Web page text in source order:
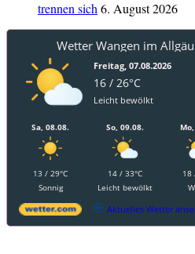
trennen sich6. August 2026
Wetter Wangen im Allgäu
Freitag, 07.08.2026
16 / 26°C
Leicht bewölkt
Sa, 08.08.
13 / 29°C
Sonnig
So, 09.08.
14 / 33°C
Leicht bewölkt
18
Aktuelles Wetter